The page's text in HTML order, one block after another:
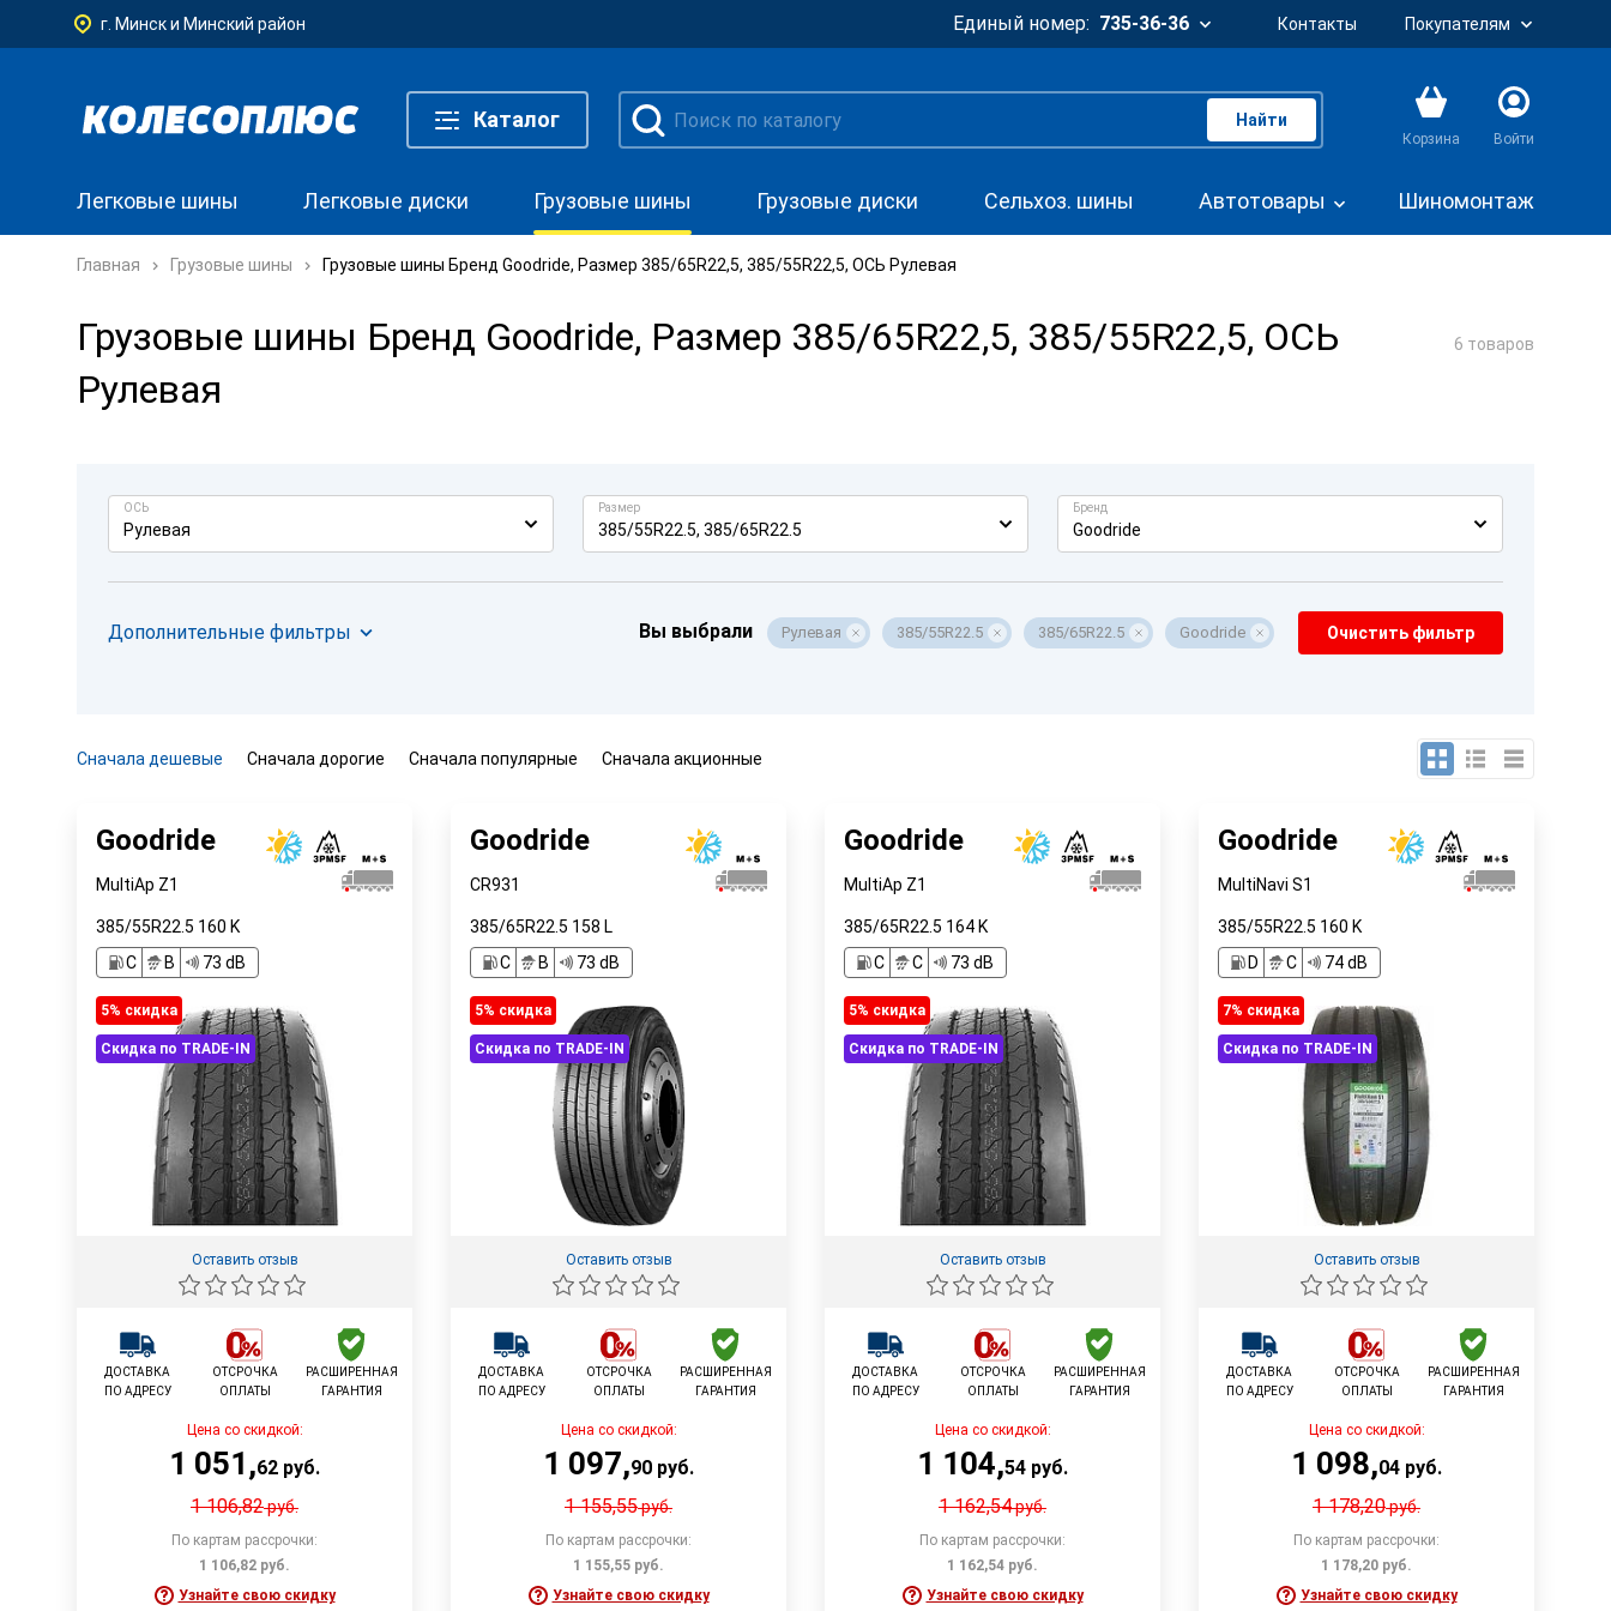
г. Минск и Минский район Единый номер: 735-36-36 Контакты Покупателям
Каталог Найти
Корзина Войти
Легковые шины Легковые диски Грузовые шины Грузовые диски Сельхоз. шины Автотовары Шиномонтаж
Главная Грузовые шины Грузовые шины Бренд Goodride, Размер 385/65R22,5, 385/55R22,5, ОСЬ Рулевая
Грузовые шины Бренд Goodride, Размер 385/65R22,5, 385/55R22,5, ОСЬ
Рулевая
6 товаров
ОСЬ
Рулевая
Размер
385/55R22.5, 385/65R22.5
Бренд
Goodride
Дополнительные фильтры Вы выбрали Рулевая 385/55R22.5 385/65R22.5 Goodride Очистить фильтр
Сначала дешевые Сначала дорогие Сначала популярные Сначала акционные
Goodride
MultiAp Z1
385/55R22.5 160 K
C
B 73 dB
5% cкидка
Скидка по TRADE-IN
Оставить отзыв
ДОСТАВКА
ПО АДРЕСУ
ОТСРОЧКА
ОПЛАТЫ
РАСШИРЕННАЯ
ГАРАНТИЯ
Цена со скидкой:
1 051 ,62 руб.
1 106,82руб.
По картам рассрочки:
1 106,82 руб.
Узнайте свою скидку
Goodride
CR931
385/65R22.5 158 L
C
B 73 dB
5% cкидка
Скидка по TRADE-IN
Оставить отзыв
ДОСТАВКА
ПО АДРЕСУ
ОТСРОЧКА
ОПЛАТЫ
РАСШИРЕННАЯ
ГАРАНТИЯ
Цена со скидкой:
1 097,90 руб.
1 155,55руб.
По картам рассрочки:
1 155,55 руб.
Узнайте свою скидку
Goodride
MultiAp Z1
385/65R22.5 164 K
C
C 73 dB
5% cкидка
Скидка по TRADE-IN
Оставить отзыв
ДОСТАВКА
ПО АДРЕСУ
ОТСРОЧКА
ОПЛАТЫ
РАСШИРЕННАЯ
ГАРАНТИЯ
Цена со скидкой:
1 104,54 руб.
1 162,54руб.
По картам рассрочки:
1 162,54 руб.
Узнайте свою скидку
Goodride
MultiNavi S1
385/55R22.5 160 K
D
C 74 dB
7% cкидка
Скидка по TRADE-IN
Оставить отзыв
ДОСТАВКА
ПО АДРЕСУ
ОТСРОЧКА
ОПЛАТЫ
РАСШИРЕННАЯ
ГАРАНТИЯ
Цена со скидкой:
1 098,04 руб.
1 178,20руб.
По картам рассрочки:
1 178,20 руб.
Узнайте свою скидку